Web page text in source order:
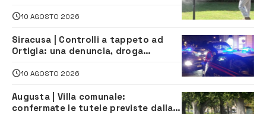
10 AGOSTO 2026
Siracusa | Controlli a tappeto ad
Ortigia: una denuncia, droga
multe
10 AGOSTO 2026
Augusta | Villa comunale:
confermate le tutele previste dalla